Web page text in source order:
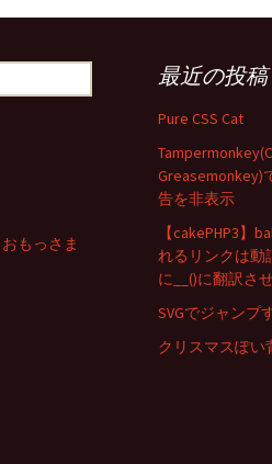
最近の投稿
Pure CSS Cat
Greasemonkey)
告を非表示
【cakePHP3】
れるリンクは動
に__()に翻訳さ
SVGでジャンプ
クリスマスぽい
おもっさま